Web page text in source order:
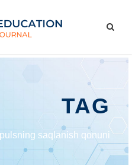
TAG
sаqlаnish qоnuni